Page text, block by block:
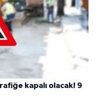
kapalı olacak! 9